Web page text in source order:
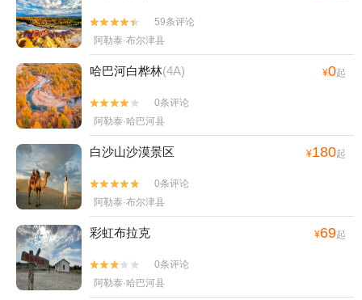


59条评论
阿勒泰·布尔津县
哈巴河白桦林(4A) ¥0起


0条评论
阿勒泰·哈巴河县
白沙山沙漠景区 ¥180起


0条评论
阿勒泰·布尔津县
彩虹布拉克 ¥69起


0条评论
阿勒泰·哈巴河县